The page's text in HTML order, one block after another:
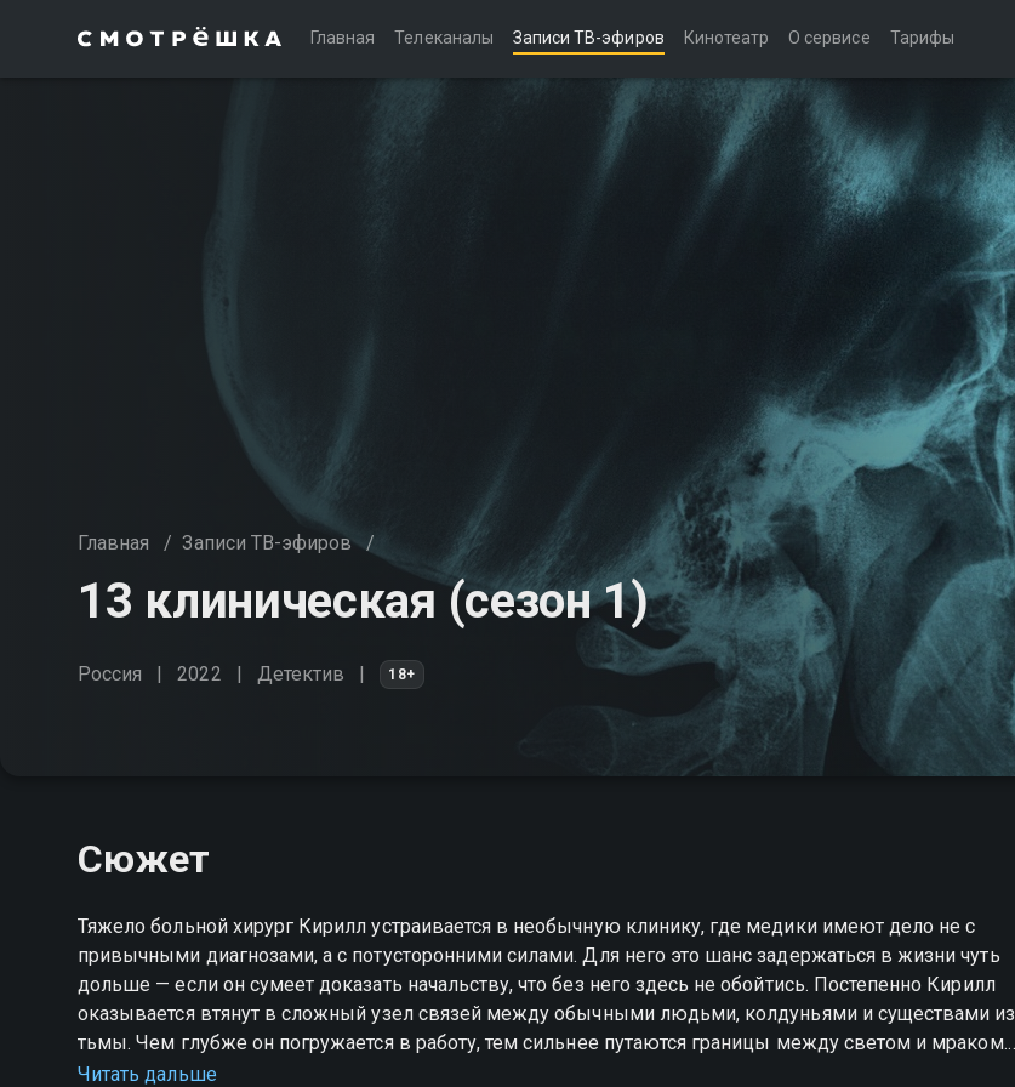
Главная Телеканалы Записи ТВ-эфиров Кинотеатр О сервисе Тарифы
Главная / Записи ТВ-эфиров /
13 клиническая (сезон 1)
Россия 2022 Детектив 18+
Сюжет
Тяжело больной хирург Кирилл устраивается в необычную клинику, где медики имеют дело не с
привычными диагнозами, а с потусторонними силами. Для него это шанс задержаться в жизни чуть
дольше — если он сумеет доказать начальству, что без него здесь не обойтись. Постепенно Кирилл
оказывается втянут в сложный узел связей между обычными людьми, колдуньями и существами из
тьмы. Чем глубже он погружается в работу, тем сильнее путаются границы между светом и мраком.
Ошибиться легко: опасность может скрываться за самым безобидным обликом. Чтобы не сделать
Читать дальше